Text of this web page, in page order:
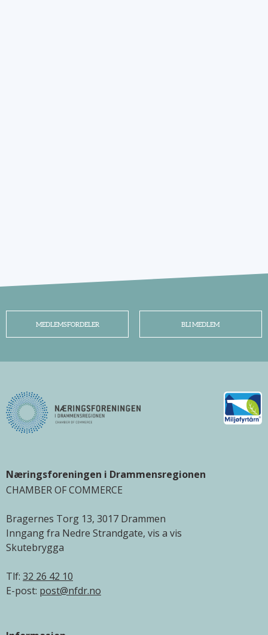
MEDLEMSFORDELER BLI MEDLEM
Næringsforeningen i Drammensregionen
CHAMBER OF COMMERCE
Bragernes Torg 13, 3017 Drammen
Inngang fra Nedre Strandgate, vis a vis
Skutebrygga
Tlf: 32 26 42 10
E-post: post@nfdr.no